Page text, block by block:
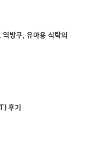
방쿠, 유아용 식탁의
후기